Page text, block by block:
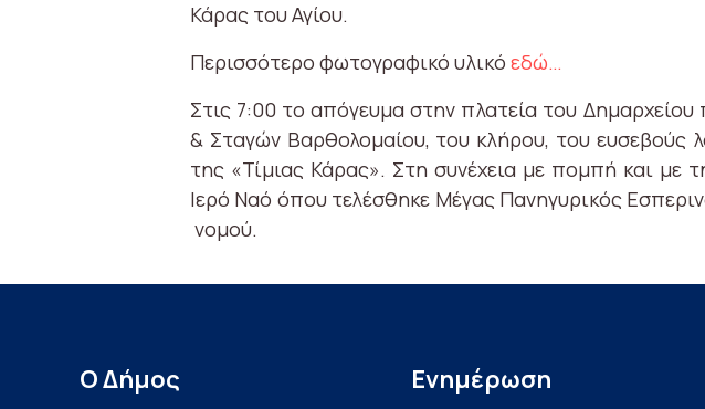
Κάρας του Αγίου.
Περισσότερο φωτογραφικό υλικό εδώ…
Στις 7:00 το απόγευμα στην πλατεία του
& Σταγών Βαρθολομαίου, του κλήρου, του ευσεβούς
της «Τίμιας Κάρας». Στη συνέχεια με πομπή και με
Ιερό Ναό όπου τελέσθηκε Μέγας Πανηγυρικός
νομού.
Ο Δήμος Ενημέρωση